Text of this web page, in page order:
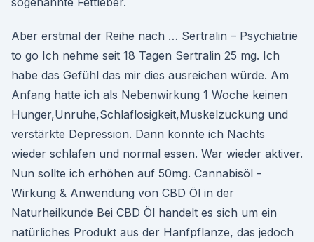
Aber erstmal der Reihe nach … Sertralin – Psychiatrie
to go Ich nehme seit 18 Tagen Sertralin 25 mg. Ich
habe das Gefühl das mir dies ausreichen würde. Am
Anfang hatte ich als Nebenwirkung 1 Woche keinen
Hunger,Unruhe,Schlaflosigkeit,Muskelzuckung und
verstärkte Depression. Dann konnte ich Nachts
wieder schlafen und normal essen. War wieder aktiver.
Nun sollte ich erhöhen auf 50mg. Cannabisöl -
Wirkung & Anwendung von CBD Öl in der
Naturheilkunde Bei CBD Öl handelt es sich um ein
natürliches Produkt aus der Hanfpflanze, das jedoch